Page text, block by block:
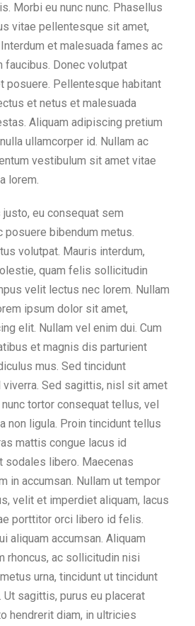
Morbi eu nunc nunc. Phasellus
vitae pellentesque sit amet,
et malesuada fames ac
faucibus. Donec volutpat
posuere. Pellentesque habitant
et netus et malesuada
Aliquam adipiscing pretium
ullamcorper id. Nullam ac
vestibulum sit amet vitae
lorem.
eu consequat sem
posuere bibendum metus.
volutpat. Mauris interdum,
quam felis sollicitudin
velit lectus nec lorem. Nullam
ipsum dolor sit amet,
elit. Nullam vel enim dui. Cum
et magnis dis parturient
mus. Sed tincidunt
viverra. Sed sagittis, nisl sit amet
tortor consequat tellus, vel
non ligula. Proin tincidunt tellus
mattis congue lacus id
sodales libero. Maecenas
in accumsan. Nullam ut tempor
velit et imperdiet aliquam, lacus
porttitor orci libero id felis.
aliquam accumsan. Aliquam
rhoncus, ac sollicitudin nisi
urna, tincidunt ut tincidunt
Ut sagittis, purus eu placerat
hendrerit diam, in ultricies